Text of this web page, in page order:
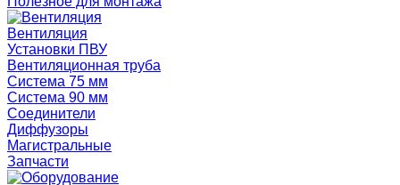
Вентиляция
Установки ПВУ
Вентиляционная труба
Система 75 мм
Система 90 мм
Соединители
Диффузоры
Магистральные
Запчасти